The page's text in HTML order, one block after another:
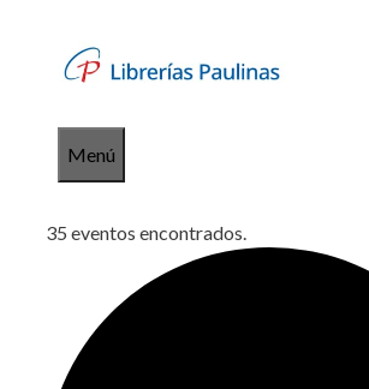
contenido
Menú
35 eventos encontrados.